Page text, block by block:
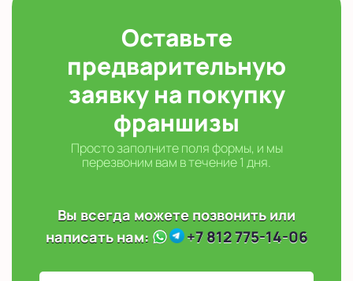
Оставьте
предварительную
заявку на покупку
франшизы
Просто заполните поля формы, и мы
перезвоним вам в течение 1 дня.
Вы всегда можете позвонить или
написать нам:
+7 812 775-14-06